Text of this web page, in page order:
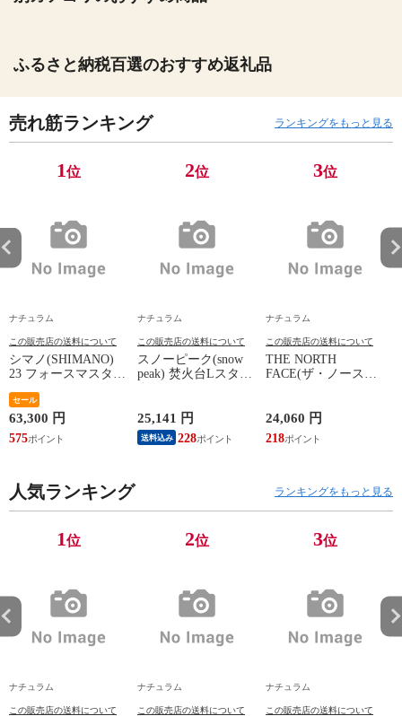
ふるさと納税百選のおすすめ返礼品
売れ筋ランキング ランキングをもっと見る
1位
ナチュラム
この販売店の送料について
シマノ(SHIMANO)
23 フォースマスター
セール
63,300 円
575
2位
ナチュラム
この販売店の送料について
スノーピーク(snow
peak) 焚火台Lスター
25,141 円
送料込み 228
3位
ナチュラム
この販売店の送料について
THE NORTH
FACE(ザ・ノース・
ク(K) M
24,060 円
218
人気ランキング ランキングをもっと見る
1位
ナチュラム
この販売店の送料について
2位
ナチュラム
この販売店の送料について
3位
ナチュラム
この販売店の送料について